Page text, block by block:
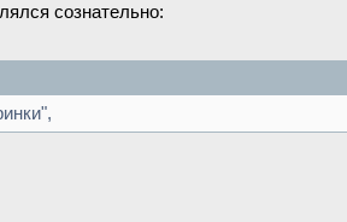
сознательно: